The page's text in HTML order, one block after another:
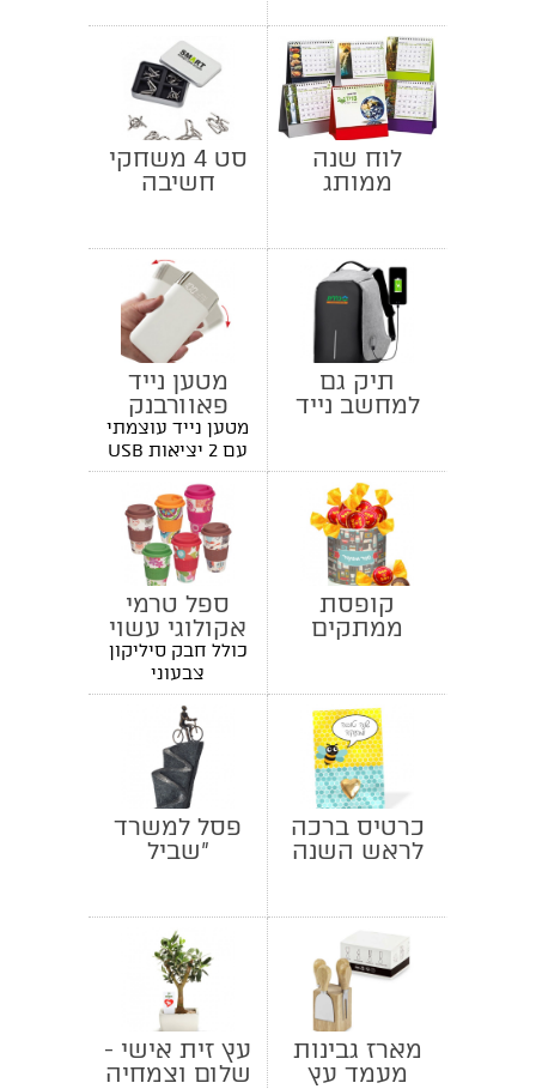
לוח שנה
ממותג
סט 4 משחקי
חשיבה
תיק גם
למחשב נייד
מטען נייד
פאוורבנק
14,000mAh
מטען נייד עוצמתי
עם 2 יציאות USB
קופסת
ממתקים
ספל טרמי
אקולוגי עשוי
במבוק
כולל חבק סיליקון
צבעוני
כרטיס ברכה
לראש השנה
פסל למשרד
"שביל
מארז גבינות
מעמד עץ
עץ זית אישי -
שלום וצמחיה